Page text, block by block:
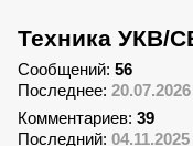
Техника УКВ/
Сообщений: 56
Последнее:
Комментариев: 39
Последний: